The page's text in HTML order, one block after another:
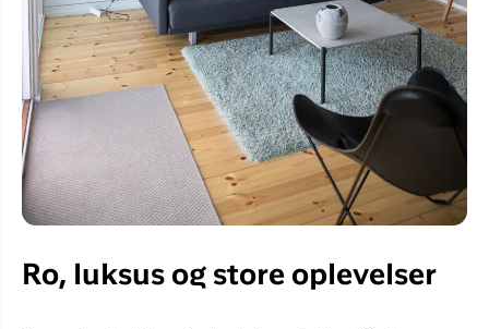
Ro, luksus og store oplevelser